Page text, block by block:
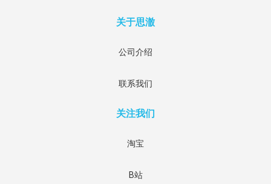
关于思澈
公司介绍
联系我们
关注我们
淘宝
B站